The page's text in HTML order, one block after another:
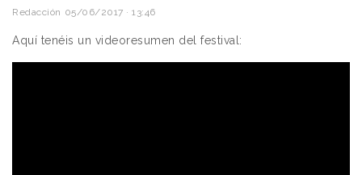
Redacción 05/06/2017 · 13:46
Aquí tenéis un videoresumen del festival: